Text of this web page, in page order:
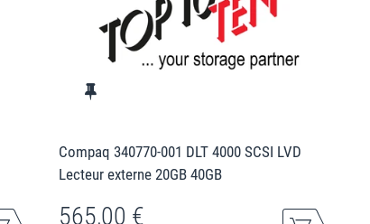
Compaq 340770-001 DLT 4000 SCSI LVD
Lecteur externe 20GB 40GB
565,00 €